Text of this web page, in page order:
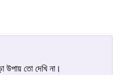
তো দেখি না।